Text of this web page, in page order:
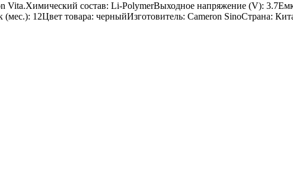
Vita.Химический состав: Li-PolymerВыходное напряжение (V):
12Цвет товара: черныйИзготовитель: Cameron SinoСтрана: